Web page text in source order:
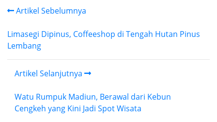
Artikel Sebelumnya
Limasegi Dipinus, Coffeeshop di Tengah Hutan Pinus
Lembang
Artikel Selanjutnya
Watu Rumpuk Madiun, Berawal dari Kebun
Cengkeh yang Kini Jadi Spot Wisata